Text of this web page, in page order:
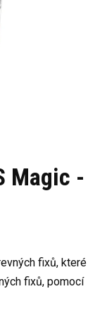
Magic -
fixů, které
fixů, pomocí